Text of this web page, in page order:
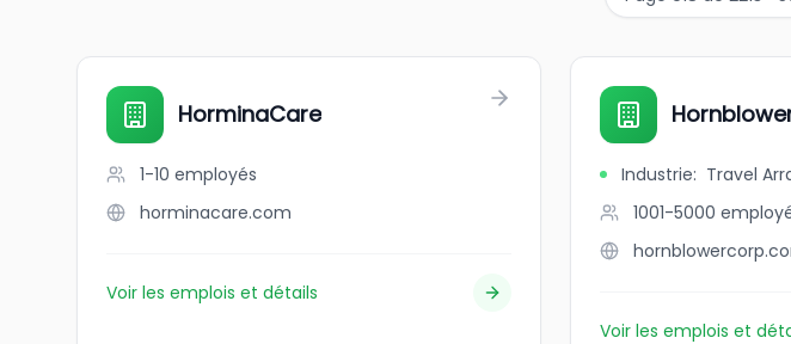
HorminaCare
1-10 employés
horminacare.com
Voir les emplois et détails
Industrie: Travel
1001-5000
Voir les emplois et